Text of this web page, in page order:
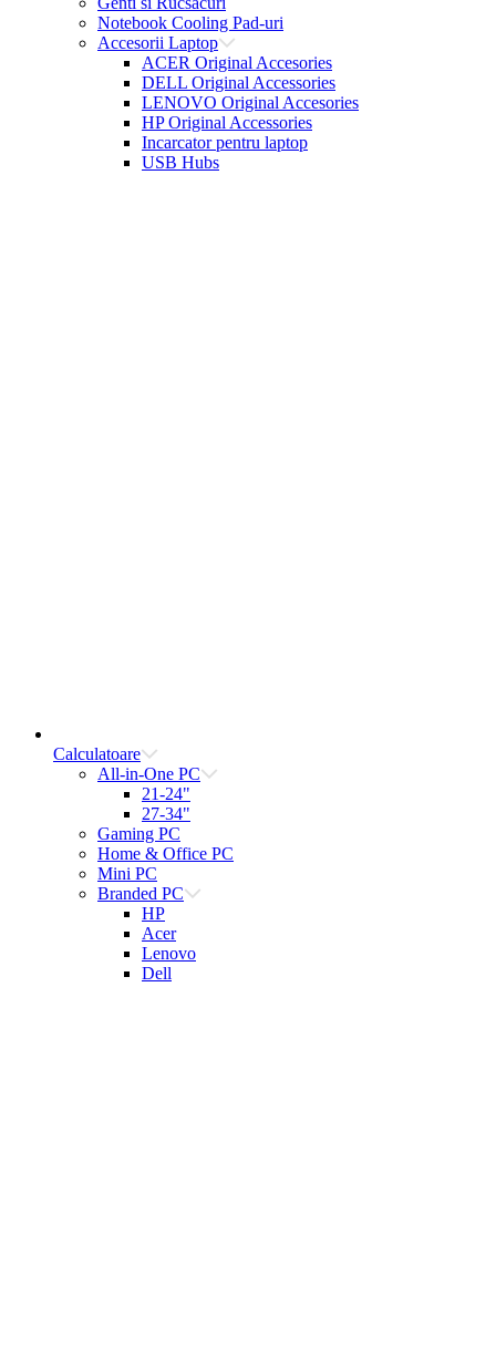
Notebook Cooling Pad-uri
Accesorii Laptop
ACER Original Accesories
DELL Original Accessories
LENOVO Original Accesories
HP Original Accessories
Incarcator pentru laptop
USB Hubs
Calculatoare
All-in-One PC
21-24"
27-34"
Gaming PC
Home & Office PC
Mini PC
Branded PC
HP
Acer
Lenovo
Dell